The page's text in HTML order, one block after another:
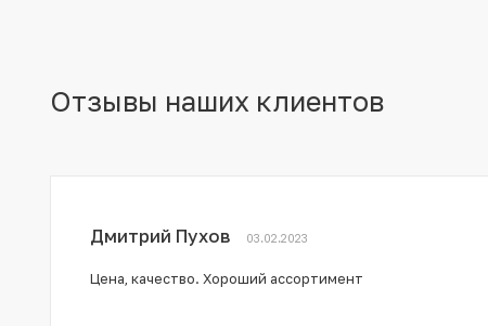
Отзывы наших клиентов
Дмитрий Пухов 03.02.2023
Цена, качество. Хороший ассортимент